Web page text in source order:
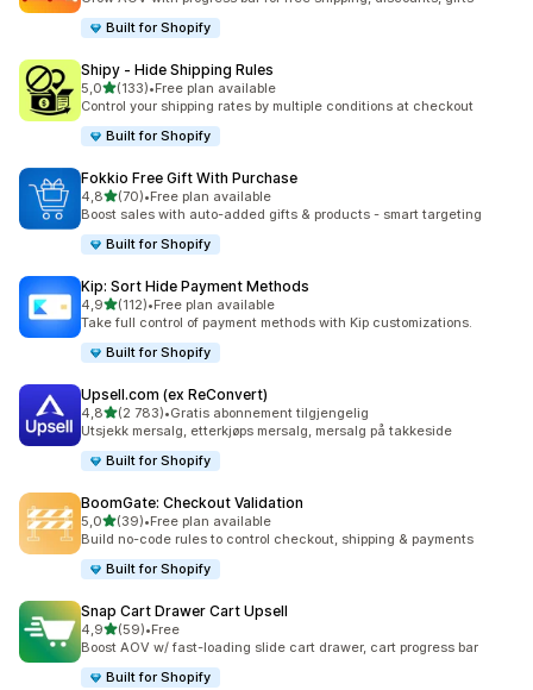
Built for Shopify
Shipy ‑ Hide Shipping Rules
5,0av 5 stjerner
(133)
Totalt 133 omtaler
•Free plan available
Control your shipping rates by multiple conditions at checkout
Built for Shopify
Fokkio Free Gift With Purchase
4,8av 5 stjerner
(70)
Totalt 70 omtaler
•Free plan available
Boost sales with auto-added gifts & products - smart targeting
Built for Shopify
Kip: Sort Hide Payment Methods
4,9av 5 stjerner
(112)
Totalt 112 omtaler
•Free plan available
Take full control of payment methods with Kip customizations.
Built for Shopify
Upsell.com (ex ReConvert)
4,8av 5 stjerner
(2 783)
Totalt 2783 omtaler
•Gratis abonnement tilgjengelig
Utsjekk mersalg, etterkjøps mersalg, mersalg på takkeside
Built for Shopify
BoomGate: Checkout Validation
5,0av 5 stjerner
(39)
Totalt 39 omtaler
•Free plan available
Build no-code rules to control checkout, shipping & payments
Built for Shopify
Snap Cart Drawer Cart Upsell
4,9av 5 stjerner
(59)
Totalt 59 omtaler
•Free
Boost AOV w/ fast-loading slide cart drawer, cart progress bar
Built for Shopify